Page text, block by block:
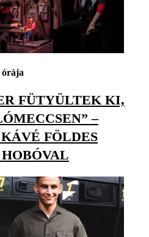
órája
FÜTYÜLTEK KI,
–
FÖLDES